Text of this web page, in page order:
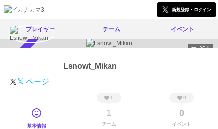
新規登録・ログイン
プレイヤー チーム イベント
304
Lsnowt_Mikan
𝕏 ページ
基本情報
1
1
チーム
0
0
イベント